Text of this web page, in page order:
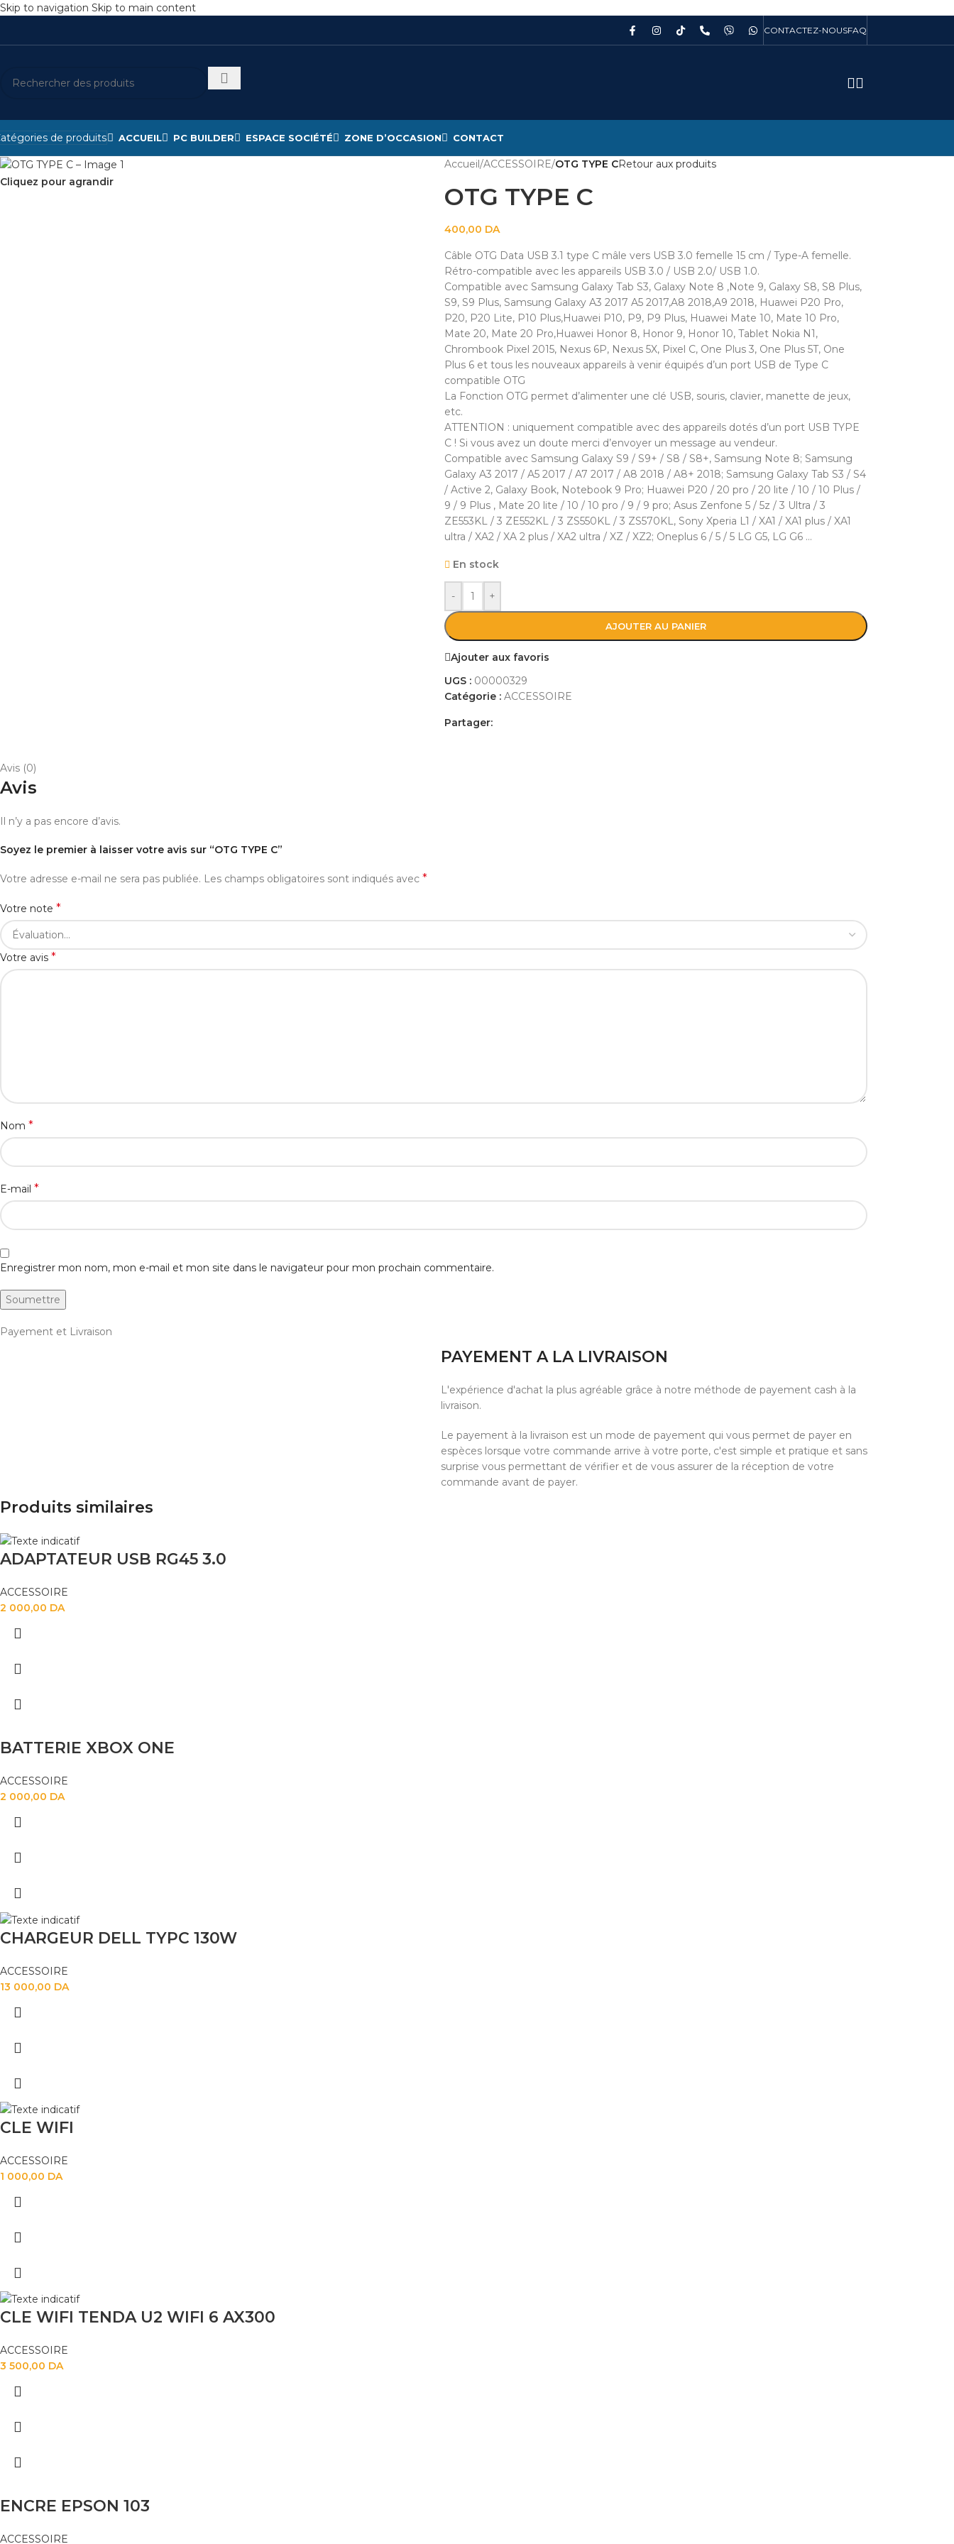
Skip to navigation Skip to main content
CONTACTEZ-NOUSFAQ
de produits ACCUEIL PC BUILDER ESPACE SOCIÉTÉ ZONE D’OCCASION CONTACT
Cliquez pour agrandir
Accueil/ACCESSOIRE/OTG TYPE CRetour aux produits
OTG TYPE C
400,00 DA
Câble OTG Data USB 3.1 type C mâle vers USB 3.0 femelle 15 cm / Type-A femelle.
Rétro-compatible avec les appareils USB 3.0 / USB 2.0/ USB 1.0.
Compatible avec Samsung Galaxy Tab S3, Galaxy Note 8 ,Note 9, Galaxy S8, S8 Plus,
S9, S9 Plus, Samsung Galaxy A3 2017 A5 2017,A8 2018,A9 2018, Huawei P20 Pro,
P20, P20 Lite, P10 Plus,Huawei P10, P9, P9 Plus, Huawei Mate 10, Mate 10 Pro,
Mate 20, Mate 20 Pro,Huawei Honor 8, Honor 9, Honor 10, Tablet Nokia N1,
Chrombook Pixel 2015, Nexus 6P, Nexus 5X, Pixel C, One Plus 3, One Plus 5T, One
Plus 6 et tous les nouveaux appareils à venir équipés d’un port USB de Type C
compatible OTG
La Fonction OTG permet d’alimenter une clé USB, souris, clavier, manette de jeux,
etc.
ATTENTION : uniquement compatible avec des appareils dotés d’un port USB TYPE
C ! Si vous avez un doute merci d’envoyer un message au vendeur.
Compatible avec Samsung Galaxy S9 / S9+ / S8 / S8+, Samsung Note 8; Samsung
Galaxy A3 2017 / A5 2017 / A7 2017 / A8 2018 / A8+ 2018; Samsung Galaxy Tab S3 / S4
/ Active 2, Galaxy Book, Notebook 9 Pro; Huawei P20 / 20 pro / 20 lite / 10 / 10 Plus /
9 / 9 Plus , Mate 20 lite / 10 / 10 pro / 9 / 9 pro; Asus Zenfone 5 / 5z / 3 Ultra / 3
ZE553KL / 3 ZE552KL / 3 ZS550KL / 3 ZS570KL, Sony Xperia L1 / XA1 / XA1 plus / XA1
ultra / XA2 / XA 2 plus / XA2 ultra / XZ / XZ2; Oneplus 6 / 5 / 5 LG G5, LG G6 …
En stock
- +
AJOUTER AU PANIER
Ajouter aux favoris
UGS : 00000329
Catégorie : ACCESSOIRE
Partager:
Avis (0)
Avis
Il n’y a pas encore d’avis.
Soyez le premier à laisser votre avis sur “OTG TYPE C”
Votre adresse e-mail ne sera pas publiée. Les champs obligatoires sont indiqués avec *
Votre note *
Votre avis *
Nom *
E-mail *
Enregistrer mon nom, mon e-mail et mon site dans le navigateur pour mon prochain commentaire.
Payement et Livraison
PAYEMENT A LA LIVRAISON
L'expérience d'achat la plus agréable grâce à notre méthode de payement cash à la
livraison.
Le payement à la livraison est un mode de payement qui vous permet de payer en
espèces lorsque votre commande arrive à votre porte, c'est simple et pratique et sans
surprise vous permettant de vérifier et de vous assurer de la réception de votre
commande avant de payer.
Produits similaires
ADAPTATEUR USB RG45 3.0
ACCESSOIRE
2 000,00 DA
BATTERIE XBOX ONE
ACCESSOIRE
2 000,00 DA
CHARGEUR DELL TYPC 130W
ACCESSOIRE
13 000,00 DA
CLE WIFI
ACCESSOIRE
1 000,00 DA
CLE WIFI TENDA U2 WIFI 6 AX300
ACCESSOIRE
3 500,00 DA
ENCRE EPSON 103
ACCESSOIRE